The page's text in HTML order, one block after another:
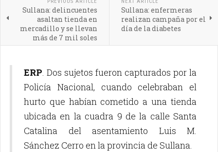
Sullana: delincuentes
asaltan tienda en
mercadillo y se llevan
más de 7 mil soles
Sullana: enfermeras
realizan campaña por el
día de la diabetes
ERP. Dos sujetos fueron capturados por la
Policía Nacional, cuando celebraban el
hurto que habían cometido a una tienda
ubicada en la cuadra 9 de la calle Santa
Catalina del asentamiento Luis M.
Sánchez Cerro en la provincia de Sullana.